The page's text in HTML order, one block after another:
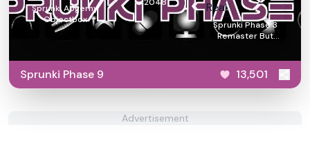
Sprunki Abgerny
Objectbox
Sprunki Phase 3
Remaster But
Sprunki Phase 9 13,501
Advertisement